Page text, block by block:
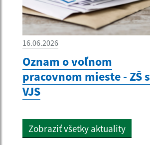
16.06.2026
Oznam o voľnom
pracovnom mieste - ZŠ s
VJS
Zobraziť všetky aktuality